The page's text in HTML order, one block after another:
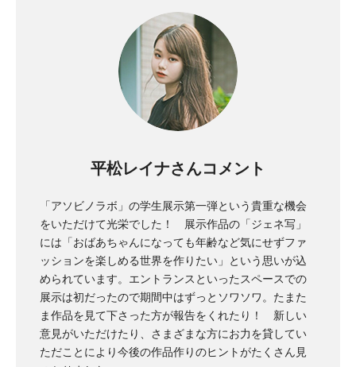
平松レイナさんコメント
「アソビノラボ」の学生展示第一弾という貴重な機会
をいただけて光栄でした！ 展示作品の「ジェネ写」
には「おばあちゃんになっても年齢など気にせずファ
ッションを楽しめる世界を作りたい」という思いが込
められています。エントランスといったスペースでの
展示は初だったので期間中はずっとソワソワ。たまた
ま作品を見て下さった方が報告をくれたり！ 新しい
意見がいただけたり、さまざまな方にお力を貸してい
ただことにより今後の作品作りのヒントがたくさん見